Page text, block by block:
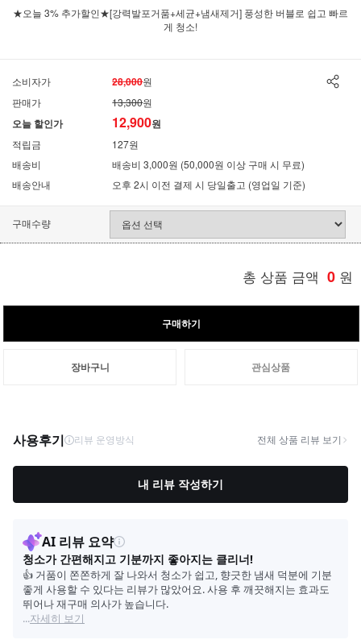
★오늘 3% 추가할인★[강력발포거품+세균+냄새제거] 풍성한 버블로 쉽고 빠르
게 청소!
소비자가 28,000원
판매가
13,300원
오늘 할인가 12,900원
적립금
127원
배송비
배송비 3,000원 (50,000원 이상 구매 시 무료)
배송안내
오후 2시 이전 결제 시 당일출고 (영업일 기준)
구매수량
총 상품 금액 0 원
구매하기
장바구니 관심상품